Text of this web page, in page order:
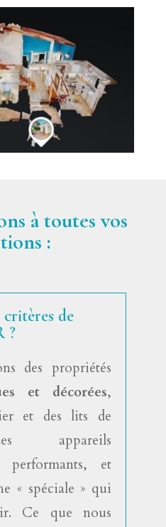
à toutes vos
:
de
?
des propriétés
et décorées,
et des lits de
appareils
performants, et
« spéciale » qui
Ce que nous